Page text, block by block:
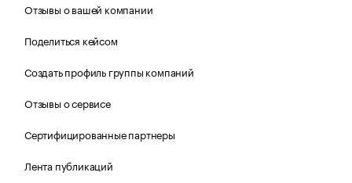
Отзывы о вашей компании
Поделиться кейсом
Создать профиль группы компаний
Отзывы о сервисе
Сертифицированные партнеры
Лента публикаций